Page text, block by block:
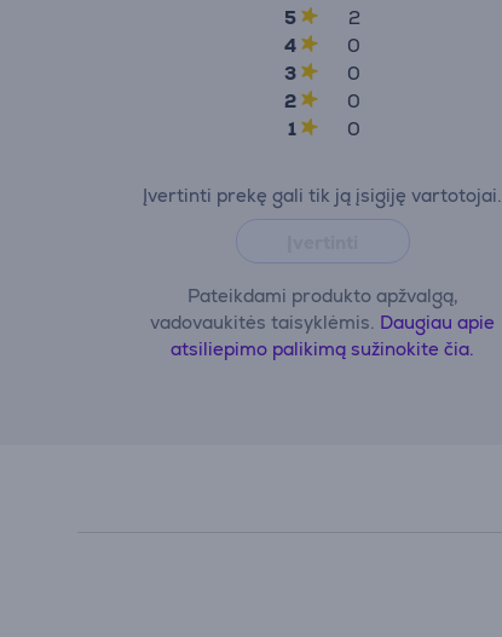
5
2
4
0
3
0
2
0
1
0
Įvertinti prekę gali tik ją įsigiję vartotojai.
Pateikdami produkto apžvalgą,
vadovaukitės taisyklėmis. Daugiau apie
atsiliepimo palikimą sužinokite čia.